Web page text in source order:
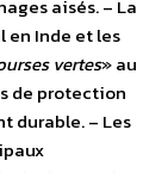
aisés. – La
en Inde et les
vertes» au
de protection
durable. – Les